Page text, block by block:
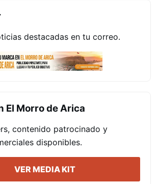
destacadas en tu correo.
El Morro de Arica
contenido patrocinado y
disponibles.
VER MEDIA KIT